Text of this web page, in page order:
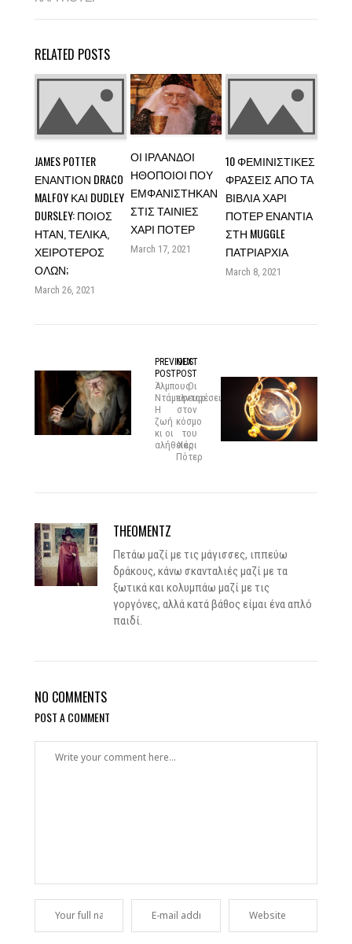
RELATED POSTS
JAMES POTTER
ΕΝΑΝΤΊΟΝ DRACO
MALFOY ΚΑΙ DUDLEY
DURSLEY: ΠΟΙΟΣ
ΉΤΑΝ, ΤΕΛΙΚΆ,
ΧΕΙΡΌΤΕΡΟΣ
ΌΛΩΝ;
March 26, 2021
ΟΙ ΙΡΛΑΝΔΟΊ
ΗΘΟΠΟΙΟΊ ΠΟΥ
ΕΜΦΑΝΊΣΤΗΚΑΝ
ΣΤΙΣ ΤΑΙΝΊΕΣ
ΧΆΡΙ ΠΌΤΕΡ
March 17, 2021
10 ΦΕΜΙΝΙΣΤΙΚΈΣ
ΦΡΆΣΕΙΣ ΑΠΌ ΤΑ
ΒΙΒΛΊΑ ΧΆΡΙ
ΠΌΤΕΡ ΕΝΆΝΤΙΑ
ΣΤΗ MUGGLE
ΠΑΤΡΙΑΡΧΊΑ
March 8, 2021
PREVIOUS
POST
Άλμπους
Ντάμπλντορ:
Η
ζωή
κι οι
αλήθειες
NEXT
POST
Οι
εφευρέσεις
στον
κόσμο
του
Χάρι
Πότερ
THEOMENTZ
Πετάω μαζί με τις μάγισσες, ιππεύω
δράκους, κάνω σκανταλιές μαζί με τα
ξωτικά και κολυμπάω μαζί με τις
γοργόνες, αλλά κατά βάθος είμαι ένα απλό
παιδί.
NO COMMENTS
POST A COMMENT